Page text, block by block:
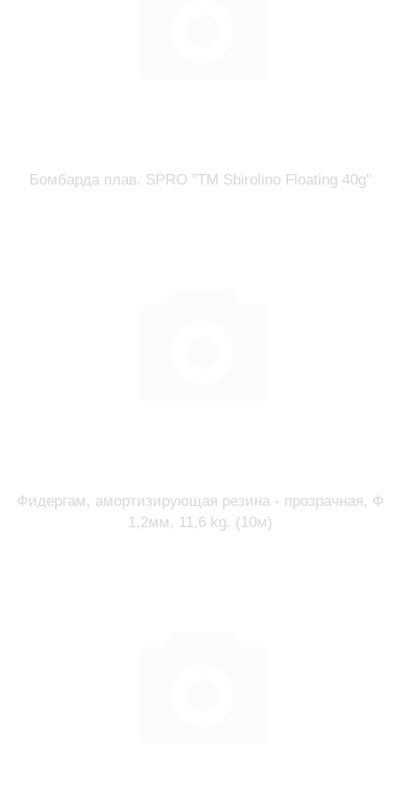
Бомбарда плав. SPRO "TM Sbirolino Floating 40g"
Фидергам, амортизирующая резина - прозрачная, Ф
1,2мм, 11,6 kg. (10м)